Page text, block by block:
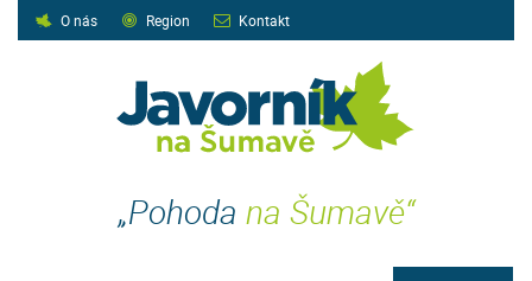
O nás Region Kontakt
„Pohoda na Šumavě“